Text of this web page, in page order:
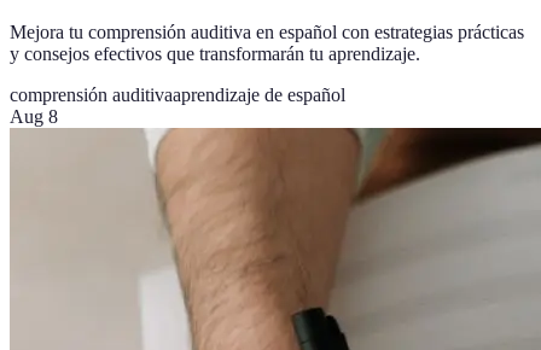
Mejora tu comprensión auditiva en español con estrategias prácticas
y consejos efectivos que transformarán tu aprendizaje.
comprensión auditivaaprendizaje de español
Aug 8